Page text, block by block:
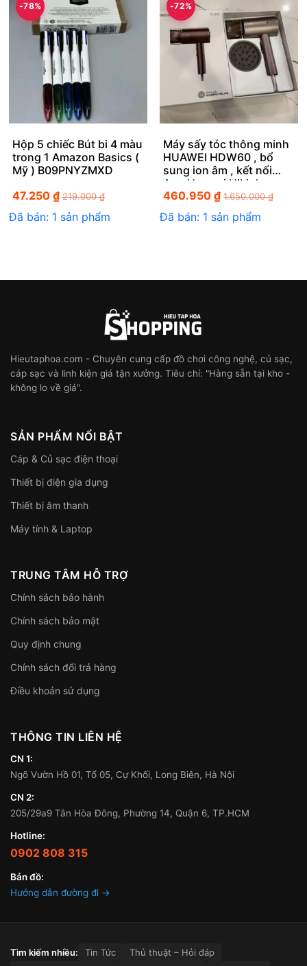
-78%
Hộp 5 chiếc Bút bi 4 màu
trong 1 Amazon Basics (
Mỹ ) B09PNYZMXD
47.250 ₫ 219.000₫
Đã bán: 1 sản phẩm
-72%
Máy sấy tóc thông minh
HUAWEI HDW60 , bổ
sung ion âm , kết nối
App Huawei HiLink
460.950₫ 1.650.000₫
Đã bán: 1 sản phẩm
Hieutaphoa.com - Chuyên cung cấp đồ chơi công nghệ, củ sạc,
cáp sạc và linh kiện giá tận xưởng. Tiêu chí: "Hàng sẵn tại kho -
không lo về giá".
SẢN PHẨM NỔI BẬT
Cáp & Củ sạc điện thoại
Thiết bị điện gia dụng
Thiết bị âm thanh
Máy tính & Laptop
TRUNG TÂM HỖ TRỢ
Chính sách bảo hành
Chính sách bảo mật
Quy định chung
Chính sách đổi trả hàng
Điều khoản sử dụng
THÔNG TIN LIÊN HỆ
CN 1:
Ngõ Vườn Hồ 01, Tổ 05, Cự Khối, Long Biên, Hà Nội
CN 2:
205/29a9 Tân Hòa Đông, Phường 14, Quận 6, TP.HCM
Hotline:
0902 808 315
Bản đồ:
Hướng dẫn đường đi →
Tìm kiếm nhiều: Tin Tức
Thủ thuật – Hỏi đáp